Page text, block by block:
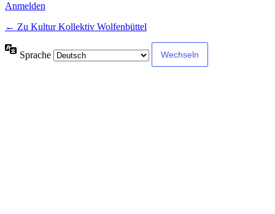
Anmelden
← Zu Kultur Kollektiv Wolfenbüttel
Sprache